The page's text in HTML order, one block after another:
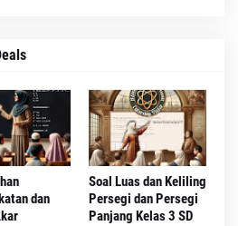
dan
Soal Luas dan Keliling
Persegi dan Persegi
Panjang Kelas 3 SD